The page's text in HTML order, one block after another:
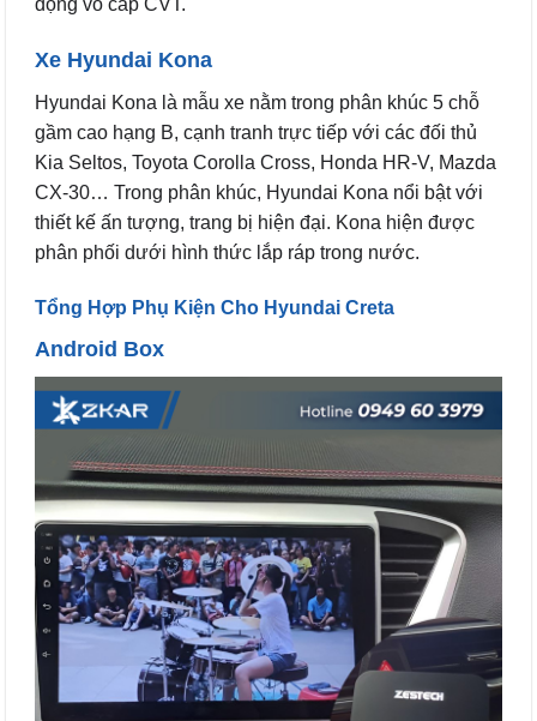
Xe Hyundai Kona
Hyundai Kona là mẫu xe nằm trong phân khúc 5 chỗ
gầm cao hạng B, cạnh tranh trực tiếp với các đối thủ
Kia Seltos, Toyota Corolla Cross, Honda HR-V, Mazda
CX-30… Trong phân khúc, Hyundai Kona nổi bật với
thiết kế ấn tượng, trang bị hiện đại. Kona hiện được
phân phối dưới hình thức lắp ráp trong nước.
Tổng Hợp Phụ Kiện Cho Hyundai Creta
Android Box